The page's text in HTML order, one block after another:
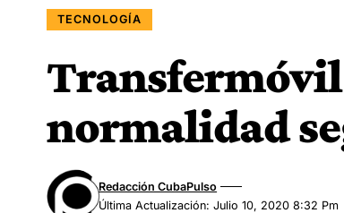
TECNOLOGÍA
normalidad
Última Actualización: Julio 10, 2020 8:32 Pm
Redacción CubaPulso